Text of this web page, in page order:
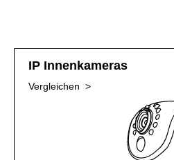
IP Innenkameras
Vergleichen >